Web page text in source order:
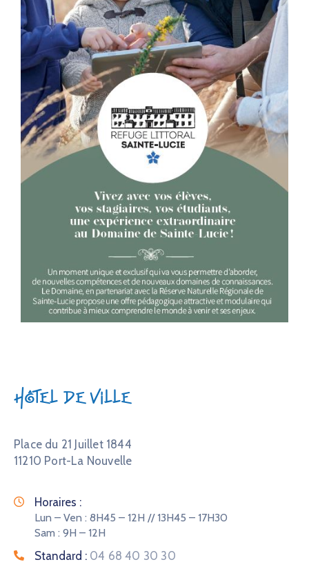
Hôtel de Ville
Place du 21 Juillet 1844
11210 Port-La Nouvelle
Horaires :
Lun – Ven : 8H45 – 12H // 13H45 – 17H30
Sam : 9H – 12H
Standard : 04 68 40 30 30